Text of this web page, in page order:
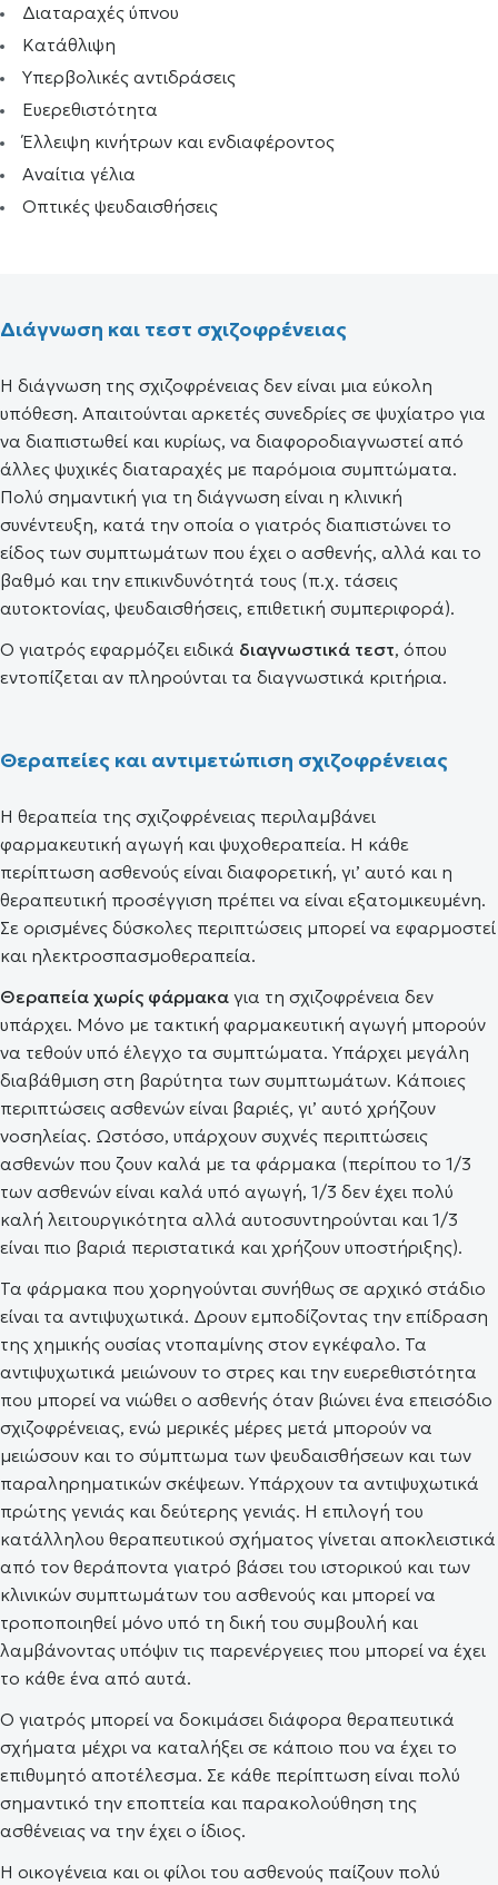
Διαταραχές ύπνου
Κατάθλιψη
Υπερβολικές αντιδράσεις
Ευερεθιστότητα
Έλλειψη κινήτρων και ενδιαφέροντος
Αναίτια γέλια
Οπτικές ψευδαισθήσεις
Διάγνωση και τεστ σχιζοφρένειας
Η διάγνωση της σχιζοφρένειας δεν είναι μια εύκολη
υπόθεση. Απαιτούνται αρκετές συνεδρίες σε ψυχίατρο για
να διαπιστωθεί και κυρίως, να διαφοροδιαγνωστεί από
άλλες ψυχικές διαταραχές με παρόμοια συμπτώματα.
Πολύ σημαντική για τη διάγνωση είναι η κλινική
συνέντευξη, κατά την οποία ο γιατρός διαπιστώνει το
είδος των συμπτωμάτων που έχει ο ασθενής, αλλά και το
βαθμό και την επικινδυνότητά τους (π.χ. τάσεις
αυτοκτονίας, ψευδαισθήσεις, επιθετική συμπεριφορά).
Ο γιατρός εφαρμόζει ειδικά διαγνωστικά τεστ, όπου
εντοπίζεται αν πληρούνται τα διαγνωστικά κριτήρια.
Θεραπείες και αντιμετώπιση σχιζοφρένειας
Η θεραπεία της σχιζοφρένειας περιλαμβάνει
φαρμακευτική αγωγή και ψυχοθεραπεία. Η κάθε
περίπτωση ασθενούς είναι διαφορετική, γι’ αυτό και η
θεραπευτική προσέγγιση πρέπει να είναι εξατομικευμένη.
Σε ορισμένες δύσκολες περιπτώσεις μπορεί να εφαρμοστεί
και ηλεκτροσπασμοθεραπεία.
Θεραπεία χωρίς φάρμακα για τη σχιζοφρένεια δεν
υπάρχει. Μόνο με τακτική φαρμακευτική αγωγή μπορούν
να τεθούν υπό έλεγχο τα συμπτώματα. Υπάρχει μεγάλη
διαβάθμιση στη βαρύτητα των συμπτωμάτων. Κάποιες
περιπτώσεις ασθενών είναι βαριές, γι’ αυτό χρήζουν
νοσηλείας. Ωστόσο, υπάρχουν συχνές περιπτώσεις
ασθενών που ζουν καλά με τα φάρμακα (περίπου το 1/3
των ασθενών είναι καλά υπό αγωγή, 1/3 δεν έχει πολύ
καλή λειτουργικότητα αλλά αυτοσυντηρούνται και 1/3
είναι πιο βαριά περιστατικά και χρήζουν υποστήριξης).
Τα φάρμακα που χορηγούνται συνήθως σε αρχικό στάδιο
είναι τα αντιψυχωτικά. Δρουν εμποδίζοντας την επίδραση
της χημικής ουσίας ντοπαμίνης στον εγκέφαλο. Τα
αντιψυχωτικά μειώνουν το στρες και την ευερεθιστότητα
που μπορεί να νιώθει ο ασθενής όταν βιώνει ένα επεισόδιο
σχιζοφρένειας, ενώ μερικές μέρες μετά μπορούν να
μειώσουν και το σύμπτωμα των ψευδαισθήσεων και των
παραληρηματικών σκέψεων. Υπάρχουν τα αντιψυχωτικά
πρώτης γενιάς και δεύτερης γενιάς. Η επιλογή του
κατάλληλου θεραπευτικού σχήματος γίνεται αποκλειστικά
από τον θεράποντα γιατρό βάσει του ιστορικού και των
κλινικών συμπτωμάτων του ασθενούς και μπορεί να
τροποποιηθεί μόνο υπό τη δική του συμβουλή και
λαμβάνοντας υπόψιν τις παρενέργειες που μπορεί να έχει
το κάθε ένα από αυτά.
Ο γιατρός μπορεί να δοκιμάσει διάφορα θεραπευτικά
σχήματα μέχρι να καταλήξει σε κάποιο που να έχει το
επιθυμητό αποτέλεσμα. Σε κάθε περίπτωση είναι πολύ
σημαντικό την εποπτεία και παρακολούθηση της
ασθένειας να την έχει ο ίδιος.
Η οικογένεια και οι φίλοι του ασθενούς παίζουν πολύ